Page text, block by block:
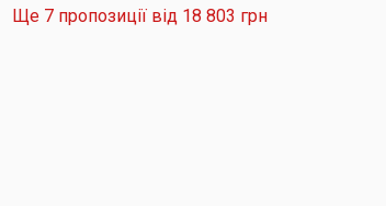
Ще 7 пропозиції від 18 803 грн